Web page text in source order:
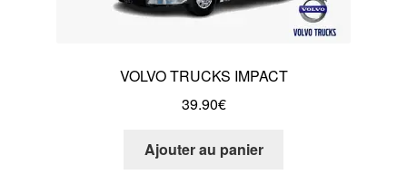
VOLVO TRUCKS IMPACT
39.90€
Ajouter au panier